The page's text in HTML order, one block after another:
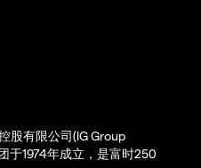
股有限公司(IG Group
于1974年成立，是富时250